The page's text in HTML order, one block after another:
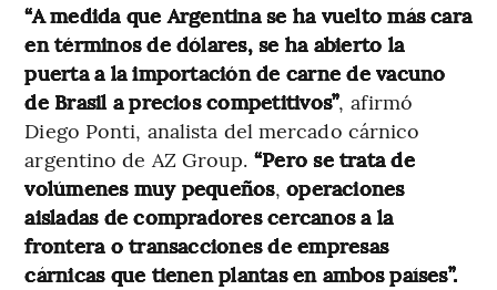
“A medida que Argentina se ha vuelto más cara
en términos de dólares, se ha abierto la
puerta a la importación de carne de vacuno
de Brasil a precios competitivos”, afirmó
Diego Ponti, analista del mercado cárnico
argentino de AZ Group. “Pero se trata de
volúmenes muy pequeños, operaciones
aisladas de compradores cercanos a la
frontera o transacciones de empresas
cárnicas que tienen plantas en ambos países”.